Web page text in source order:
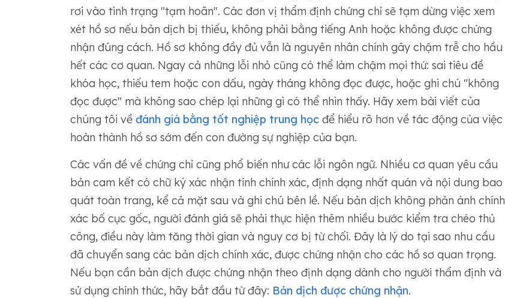
rơi vào tình trạng "tạm hoãn". Các đơn vị thẩm định chứng chỉ sẽ tạm dừng việc xem
xét hồ sơ nếu bản dịch bị thiếu, không phải bằng tiếng Anh hoặc không được chứng
nhận đúng cách. Hồ sơ không đầy đủ vẫn là nguyên nhân chính gây chậm trễ cho hầu
hết các cơ quan. Ngay cả những lỗi nhỏ cũng có thể làm chậm mọi thứ: sai tiêu đề
khóa học, thiếu tem hoặc con dấu, ngày tháng không đọc được, hoặc ghi chú "không
đọc được" mà không sao chép lại những gì có thể nhìn thấy. Hãy xem bài viết của
chúng tôi về đánh giá bằng tốt nghiệp trung họcđể hiểu rõ hơn về tác động của việc
hoàn thành hồ sơ sớm đến con đường sự nghiệp của bạn.
Các vấn đề về chứng chỉ cũng phổ biến như các lỗi ngôn ngữ. Nhiều cơ quan yêu cầu
bản cam kết có chữ ký xác nhận tính chính xác, định dạng nhất quán và nội dung bao
quát toàn trang, kể cả mặt sau và ghi chú bên lề. Nếu bản dịch không phản ánh chính
xác bố cục gốc, người đánh giá sẽ phải thực hiện thêm nhiều bước kiểm tra chéo thủ
công, điều này làm tăng thời gian và nguy cơ bị từ chối. Đây là lý do tại sao nhu cầu
đã chuyển sang các bản dịch chính xác, được chứng nhận cho các hồ sơ quan trọng.
Nếu bạn cần bản dịch được chứng nhận theo định dạng dành cho người thẩm định và
sử dụng chính thức, hãy bắt đầu từ đây: Bản dịch được chứng nhận.